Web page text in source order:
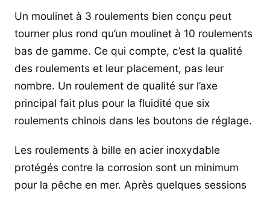
Un moulinet à 3 roulements bien conçu peut
tourner plus rond qu’un moulinet à 10 roulements
bas de gamme. Ce qui compte, c’est la qualité
des roulements et leur placement, pas leur
nombre. Un roulement de qualité sur l’axe
principal fait plus pour la fluidité que six
roulements chinois dans les boutons de réglage.
Les roulements à bille en acier inoxydable
protégés contre la corrosion sont un minimum
pour la pêche en mer. Après quelques sessions